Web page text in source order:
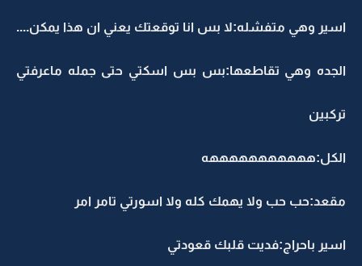
اسير وهي متفشله:لا بس انا توقعتك يعني ان هذا يمكن....
الجده وهي تقاطعها:بس بس اسكتي حتى جمله ماعرفتي
تركبين
الكل:هههههههههههه
مقعد:حب حب ولا يهمك كله ولا اسورتي تامر امر
اسير باحراج:فديت قلبك قعودتي